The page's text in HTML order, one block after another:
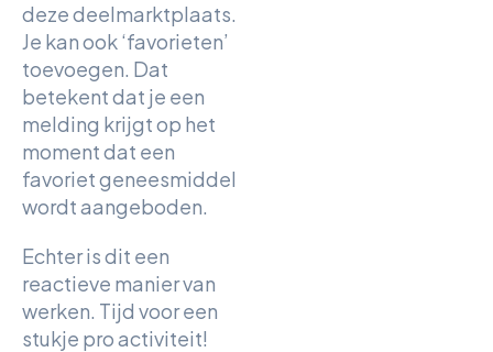
deze deelmarktplaats.
Je kan ook ‘favorieten’
toevoegen. Dat
betekent dat je een
melding krijgt op het
moment dat een
favoriet geneesmiddel
wordt aangeboden.
Echter is dit een
reactieve manier van
werken. Tijd voor een
stukje pro activiteit!